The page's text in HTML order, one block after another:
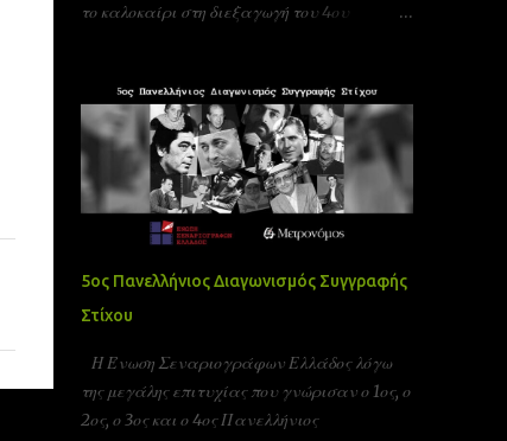
το καλοκαίρι στη διεξαγωγή του 4ου
αδερφοποιημένοι με το φεστιβάλ ταινιών
μικρού μήκους Πράγας που γίνεται υπό την
Αιγίδα της ελληνικής πρεσβίας Τσεχίας όπως
επίσης και υπο την Αιγίδα της Unesco
Πειραιώς και νήσων και της Action Art καθώς
και της Εταιρεία Ελλήνων Σκηνοθετών και
της Ένωσης Σεναριογράφων Ελλάδας. Το
παγκόσμιο φεστιβάλ ταινιών μικρού μήκους
Σαμοθράκης είναι ένα νέο φεστιβάλ που
λαμβάνει χώρα κάθε καλοκαίρι στο νησί της
Σαμοθράκης για 3 ημέρες. Το φεστιβάλ
στοχεύει στην προώθηση του πολιτισμού και
5ος Πανελλήνιος Διαγωνισμός Συγγραφής
Στίχου
Η Ένωση Σεναριογράφων Ελλάδος λόγω
της μεγάλης επιτυχίας που γνώρισαν ο 1ος, ο
2ος, ο 3ος και ο 4ος Πανελλήνιος